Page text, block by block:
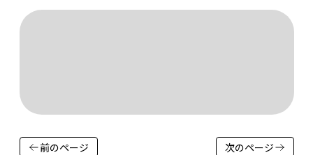
前のページ 次のページ